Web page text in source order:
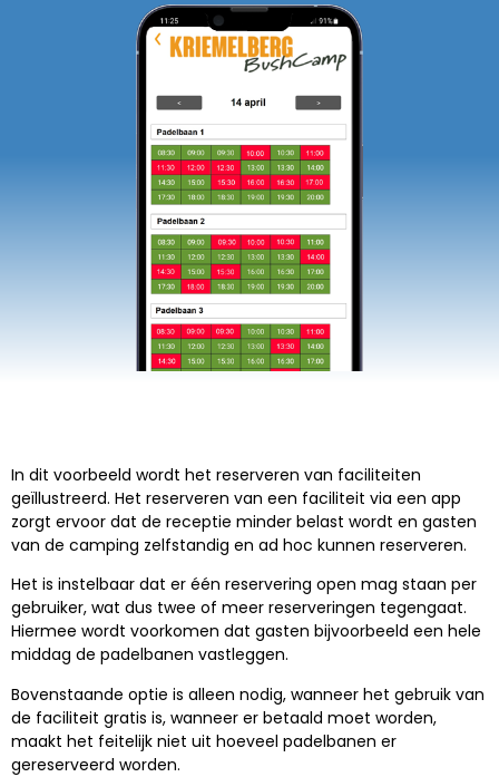
In dit voorbeeld wordt het reserveren van faciliteiten
geïllustreerd. Het reserveren van een faciliteit via een app
zorgt ervoor dat de receptie minder belast wordt en gasten
van de camping zelfstandig en ad hoc kunnen reserveren.
Het is instelbaar dat er één reservering open mag staan per
gebruiker, wat dus twee of meer reserveringen tegengaat.
Hiermee wordt voorkomen dat gasten bijvoorbeeld een hele
middag de padelbanen vastleggen.
Bovenstaande optie is alleen nodig, wanneer het gebruik van
de faciliteit gratis is, wanneer er betaald moet worden,
maakt het feitelijk niet uit hoeveel padelbanen er
gereserveerd worden.